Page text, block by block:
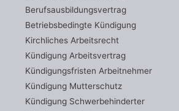
Berufsausbildungsvertrag
Betriebsbedingte Kündigung
Kirchliches Arbeitsrecht
Kündigung Arbeitsvertrag
Kündigungsfristen Arbeitnehmer
Kündigung Mutterschutz
Kündigung Schwerbehinderter